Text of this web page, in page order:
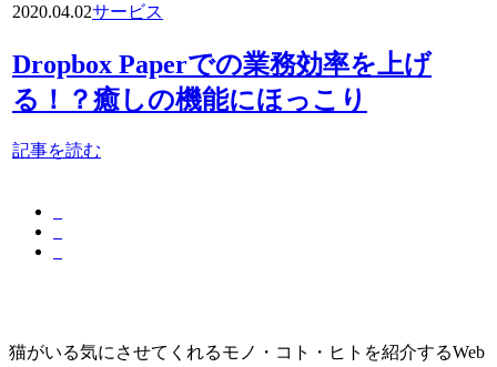
2020.04.02サービス
Dropbox Paperでの業務効率を上げ
る！？癒しの機能にほっこり
記事を読む
猫がいる気にさせてくれるモノ・コト・ヒトを紹介するWeb